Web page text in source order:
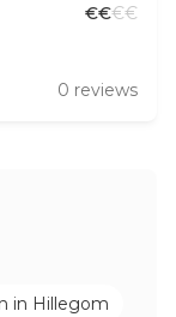
€€€€
0 reviews
in Hillegom